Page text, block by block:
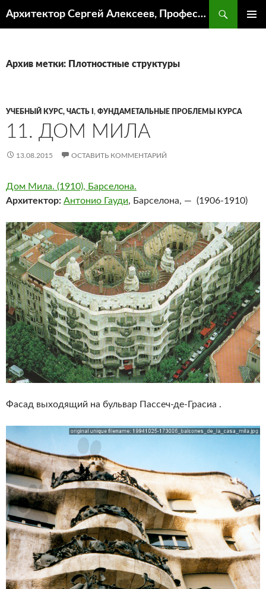
Архитектор Сергей Алексеев, Профессор кафедры ИА и АР ААИ ЮФУ
Архив метки: Плотностные структуры
УЧЕБНЫЙ КУРС, ЧАСТЬ I , ФУНДАМЕТАЛЬНЫЕ ПРОБЛЕМЫ КУРСА
11. ДОМ МИЛА
13.08.2015 ОСТАВИТЬ КОММЕНТАРИЙ
Дом Мила. (1910), Барселона.
Архитектор: Антонио Гауди, Барселона, — (1906-1910)
Фасад выходящий на бульвар Пассеч-де-Грасиа .